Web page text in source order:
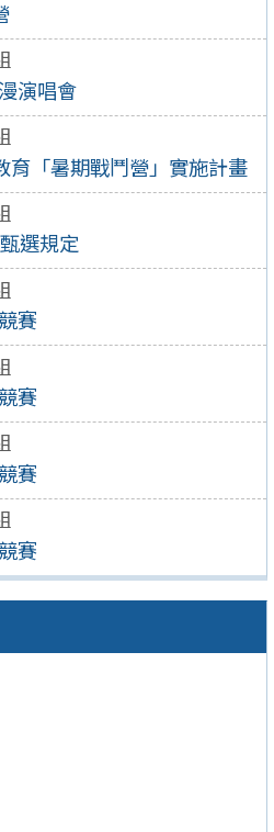
演唱會
育「暑期戰鬥營」實施計畫
選規定
賽
賽
賽
賽